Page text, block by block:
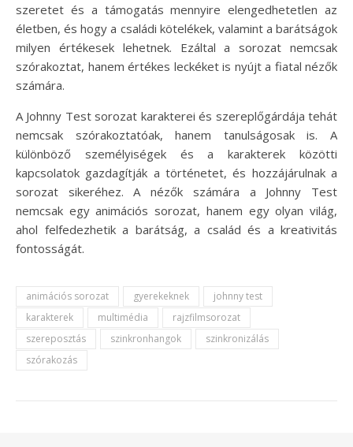
szeretet és a támogatás mennyire elengedhetetlen az
életben, és hogy a családi kötelékek, valamint a barátságok
milyen értékesek lehetnek. Ezáltal a sorozat nemcsak
szórakoztat, hanem értékes leckéket is nyújt a fiatal nézők
számára.
A Johnny Test sorozat karakterei és szereplőgárdája tehát
nemcsak szórakoztatóak, hanem tanulságosak is. A
különböző személyiségek és a karakterek közötti
kapcsolatok gazdagítják a történetet, és hozzájárulnak a
sorozat sikeréhez. A nézők számára a Johnny Test
nemcsak egy animációs sorozat, hanem egy olyan világ,
ahol felfedezhetik a barátság, a család és a kreativitás
fontosságát.
animációs sorozat gyerekeknek
johnny test
karakterek
multimédia
rajzfilmsorozat
szereposztás
szinkronhangok
szinkronizálás
szórakozás